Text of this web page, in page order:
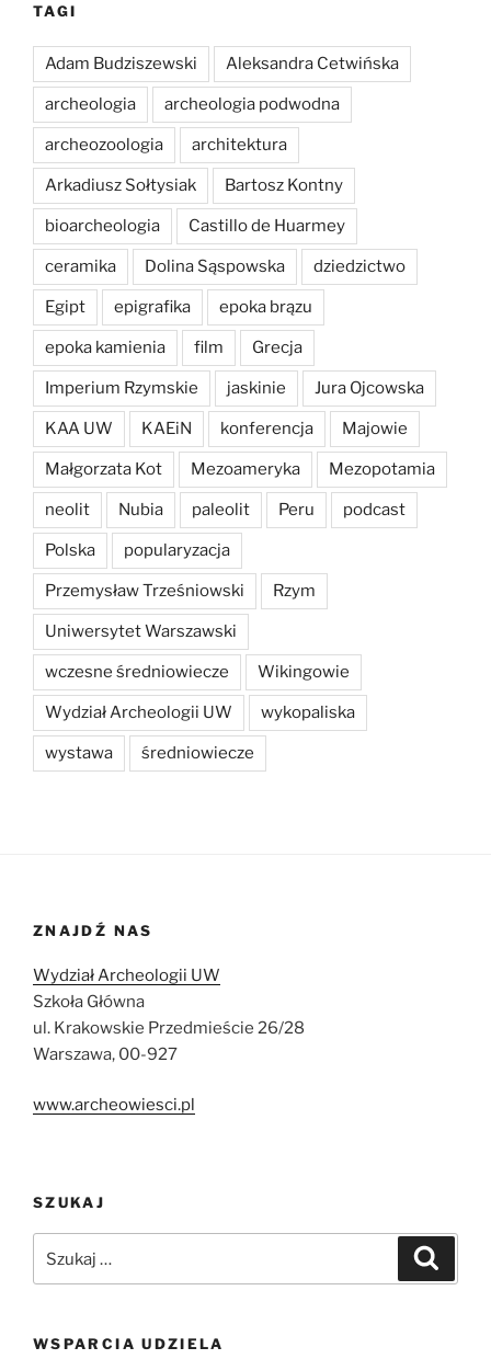
TAGI
Adam Budziszewski Aleksandra Cetwińska
archeologia archeologia podwodna
archeozoologia architektura
Arkadiusz Sołtysiak Bartosz Kontny
bioarcheologia Castillo de Huarmey
ceramika Dolina Sąspowska dziedzictwo
Egipt epigrafika epoka brązu
epoka kamienia film Grecja
Imperium Rzymskie jaskinie Jura Ojcowska
KAA UW KAEiN konferencja Majowie
Małgorzata Kot Mezoameryka Mezopotamia
neolit Nubia paleolit Peru podcast
Polska popularyzacja
Przemysław Trześniowski Rzym
Uniwersytet Warszawski
wczesne średniowiecze Wikingowie
Wydział Archeologii UW wykopaliska
wystawa średniowiecze
ZNAJDŹ NAS
Wydział Archeologii UW
Szkoła Główna
ul. Krakowskie Przedmieście 26/28
Warszawa, 00-927
www.archeowiesci.pl
SZUKAJ
WSPARCIA UDZIELA